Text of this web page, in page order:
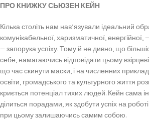
ПРО КНИЖКУ СЬЮЗЕН КЕЙН
Кілька століть нам нав’язували ідеальний
комунікабельної, харизматичної,
— запорука успіху. Тому й не дивно, що
себе, намагаючись відповідати цьому
що час скинути маски, і на численних
освіти, громадського та культурного життя
криється потенціал тихих людей. Кейн сама
ділиться порадами, як здобути успіх на
при цьому залишаючись самим собою.